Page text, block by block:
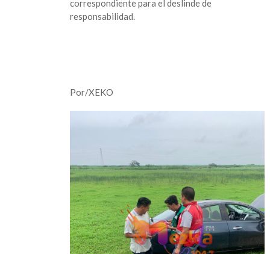
correspondiente para el deslinde de
responsabilidad.
Por/XEKO